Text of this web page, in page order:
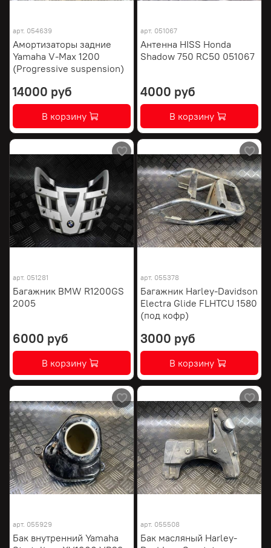
арт. 054639
Амортизаторы задние
Yamaha V-Max 1200
(Progressive suspension)
14000 руб
В корзину
арт. 051067
Антенна HISS Honda
Shadow 750 RC50 051067
4000 руб
В корзину
арт. 051281
Багажник BMW R1200GS
2005
6000 руб
В корзину
арт. 055378
Багажник Harley-Davidson
Electra Glide FLHTCU 1580
(под кофр)
3000 руб
В корзину
арт. 055929
Бак внутренний Yamaha
арт. 055508
Бак масляный Harley-